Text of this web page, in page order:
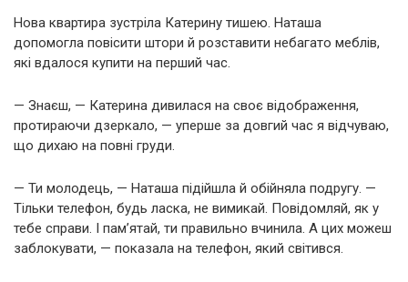
Нова квартира зустріла Катерину тишею. Наташа
допомогла повісити штори й розставити небагато меблів,
які вдалося купити на перший час.
— Знаєш, — Катерина дивилася на своє відображення,
протираючи дзеркало, — уперше за довгий час я відчуваю,
що дихаю на повні груди.
— Ти молодець, — Наташа підійшла й обійняла подругу. —
Тільки телефон, будь ласка, не вимикай. Повідомляй, як у
тебе справи. І пам’ятай, ти правильно вчинила. А цих можеш
заблокувати, — показала на телефон, який світився.